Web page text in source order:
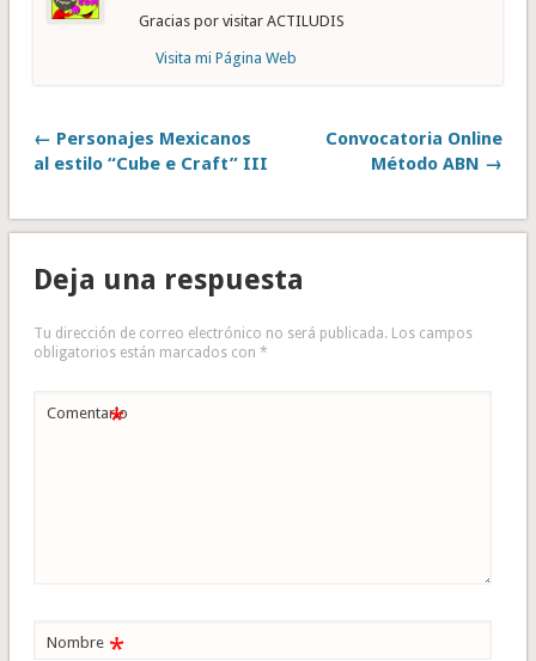
Gracias por visitar ACTILUDIS
Visita mi Página Web
← Personajes Mexicanos
al estilo “Cube e Craft” III
Convocatoria Online
Método ABN →
Deja una respuesta
Tu dirección de correo electrónico no será publicada. Los campos
obligatorios están marcados con *
Comentario
*
Nombre *